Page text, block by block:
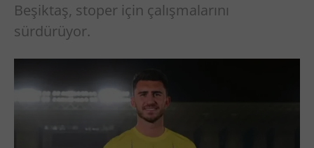
Beşiktaş, stoper için çalışmalarını
sürdürüyor.